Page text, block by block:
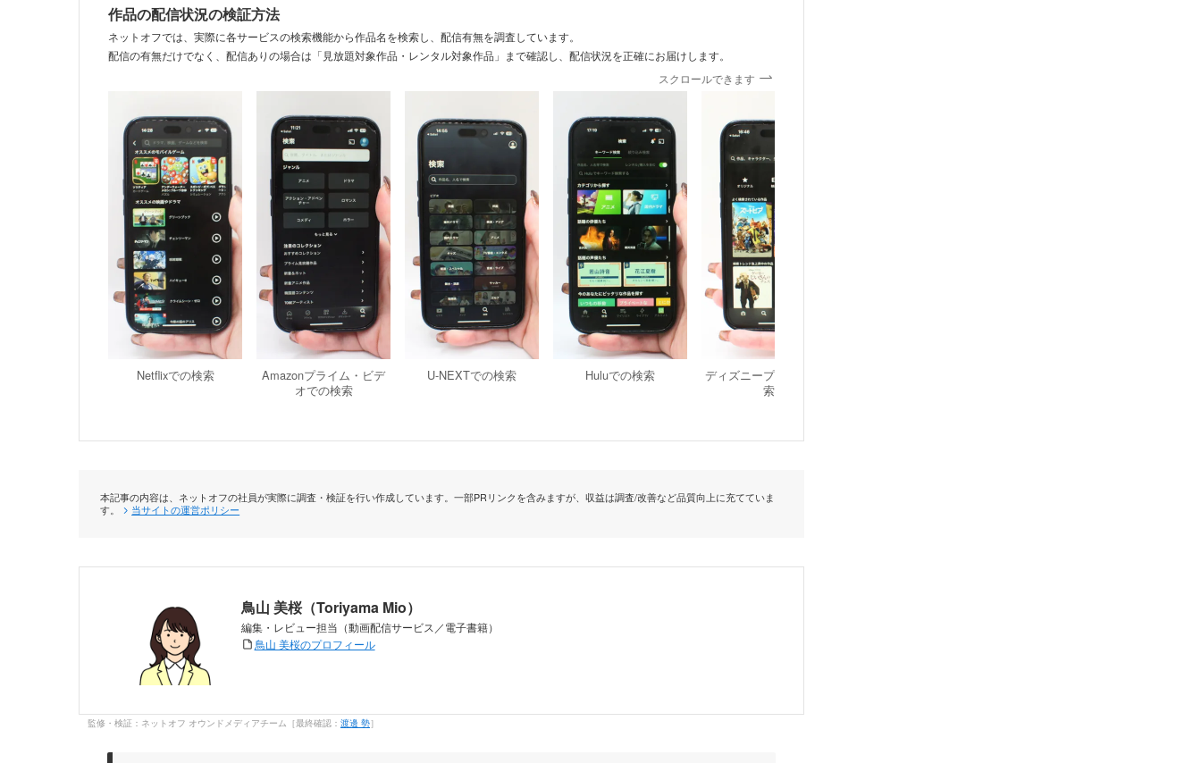
作品の配信状況の検証方法
ネットオフでは、実際に各サービスの検索機能から作品名を検索し、配信有無を調査しています。
配信の有無だけでなく、配信ありの場合は「見放題対象作品・レンタル対象作品」まで確認し、配信状況を正確にお届けします。
スクロールできます
Netflixでの検索
Amazonプライム・ビデ
オでの検索
U-NEXTでの検索 Huluでの検索
ディズニープラスでの検
索
本記事の内容は、ネットオフの社員が実際に調査・検証を行い作成しています。一部PRリンクを含みますが、収益は調査/改善など品質向上に充てていま
す。
当サイトの運営ポリシー
鳥山 美桜（Toriyama Mio）
編集・レビュー担当（動画配信サービス／電子書籍）
鳥山 美桜のプロフィール
監修・検証：ネットオフ オウンドメディアチーム［最終確認： 渡邊 勢］